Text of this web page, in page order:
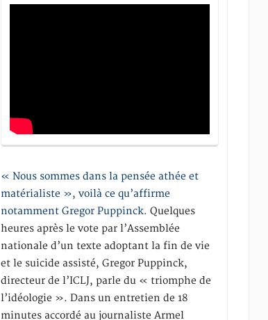
« Nous sommes dans la pensée athée et
matérialiste », voilà ce qu’affirme
notamment Gregor Puppinck. Quelques
heures après le vote par l’Assemblée
nationale d’un texte adoptant la fin de vie
et le suicide assisté, Gregor Puppinck,
directeur de l’ICLJ, parle du « triomphe de
l’idéologie ». Dans un entretien de 18
minutes accordé au journaliste Armel